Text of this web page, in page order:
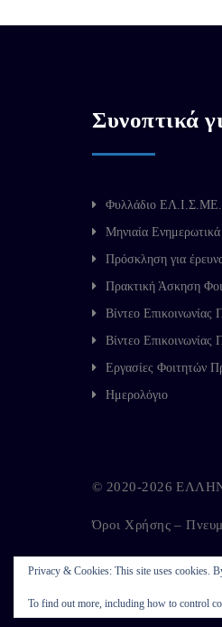
Συνοπτικά
Φυλλάδιο ΕΛ.Ι.Σ.ΜΕ.
Μηνιαία Ενημερωτικά
Πρόσκληση για
Πρακτική Άσκηση
Βίντεο
Βίντεο
Εργασίες Φοιτητών
Ημερολόγιο
Privacy & Cookies: This site uses cookies.
To find out more, including how to control
© 2020-2026
Όροι Χρήσης –